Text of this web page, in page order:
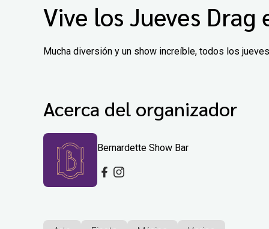
Vive los Jueves
Mucha diversión y un show increíble, todos los
Acerca del organizador
Bernardette Show Bar